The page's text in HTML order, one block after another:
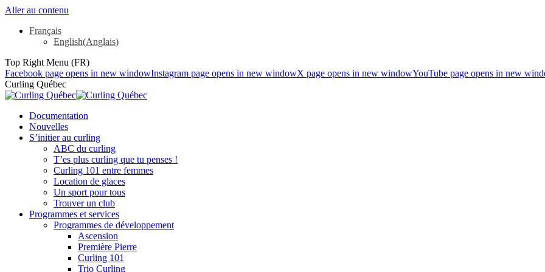
Aller au contenu
Français
English(Anglais)
Top Right Menu (FR)
Facebook page opens in new windowInstagram page opens in new windowX page opens in new windowYouTube page opens in new
Curling Québec
Documentation
Nouvelles
S’initier au curling
ABC du curling
T’es plus curling que tu penses !
Curling 101 entre femmes
Location de glaces
Un sport pour tous
Trouver un club
Programmes et services
Programmes de développement
Ascension
Première Pierre
Curling 101
Trio Curling